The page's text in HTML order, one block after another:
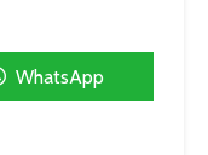
WhatsApp